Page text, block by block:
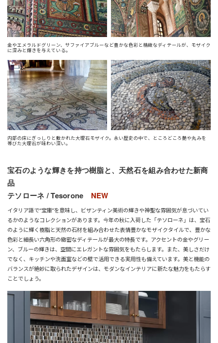
金やエメラルドグリーン、サファイアブルーなど豊かな色彩と精緻なディテールが、モザイク
に深みと輝きを与えている。
内部の床にぎっしりと敷かれた大理石モザイク。永い歴史の中で、ところどころ艶や丸みを
帯びた大理石が味わい深い。
宝石のような輝きを持つ樹脂と、天然石を組み合わせた新商
品
テソローネ / Tesorone NEW
イタリア語で“宝庫”を意味し、ビザンティン美術の輝きや神聖な雰囲気が息づいてい
るかのようなコレクションがあります。 今年の秋に入荷した「テソローネ」は、宝石
のように輝く樹脂と天然の石材を組み合わせた表情豊かなモザイクタイルで、 豊かな
色彩と細長い六角形の緻密なディテールが最大の特長です。アクセントの金やグリー
ン、ブルーの輝きは、空間にエレガントな雰囲気をもたらします。また、美しさだけ
でなく、キッチンや洗面室などの壁で活用できる実用性も備えています。美と機能の
バランスが絶妙に取られたデザインは、モダンなインテリアに新たな魅力をもたらす
ことでしょう。